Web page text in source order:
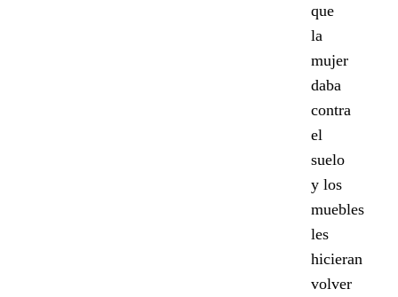
que
la
mujer
daba
contra
el
suelo
y los
muebles
les
hicieran
volver